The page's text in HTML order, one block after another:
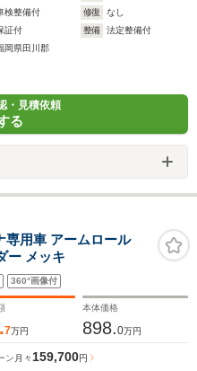
検整備付 修復
なし
証付 整備
法定整備付
岡県田川郡
・見積依頼
る
専用車 アームロール
ー メッキ
360°画像付
7万円
本体価格
898.0万円
ン 月々 159,700円